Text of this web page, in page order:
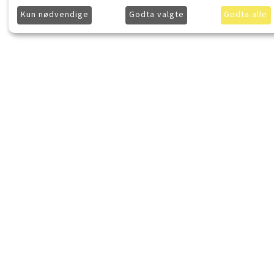
Kun nødvendige Godta valgte Godta alle